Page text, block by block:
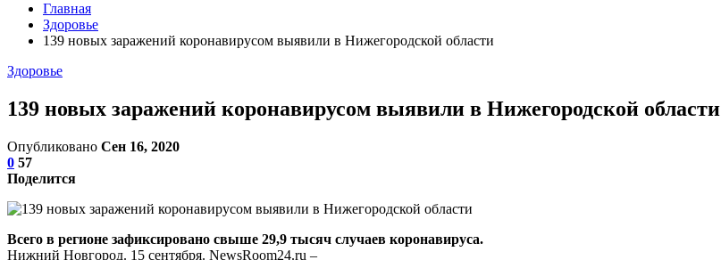
Главная
Здоровье
139 новых заражений коронавирусом выявили в Нижегородской области
Здоровье
139 новых заражений коронавирусом выявили в Нижегородской области
Опубликовано Сен 16, 2020
0 57
Поделится
Всего в регионе зафиксировано свыше 29,9 тысяч случаев коронавируса.
Нижний Новгород. 15 сентября. NewsRoom24.ru –